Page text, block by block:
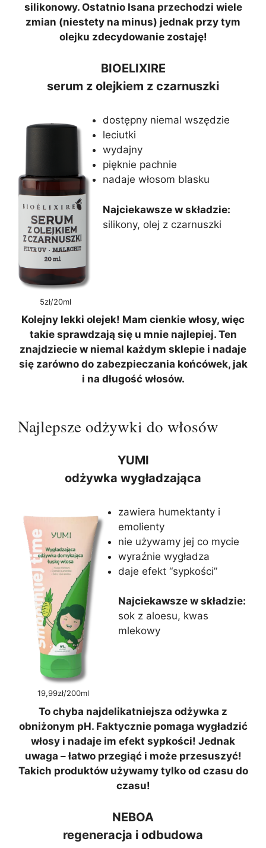
silikonowy. Ostatnio Isana przechodzi wiele
zmian (niestety na minus) jednak przy tym
olejku zdecydowanie zostaję!
BIOELIXIRE
serum z olejkiem z czarnuszki
5zł/20ml
dostępny niemal wszędzie
leciutki
wydajny
pięknie pachnie
nadaje włosom blasku
Najciekawsze w składzie:
silikony, olej z czarnuszki
Kolejny lekki olejek! Mam cienkie włosy, więc
takie sprawdzają się u mnie najlepiej. Ten
znajdziecie w niemal każdym sklepie i nadaje
się zarówno do zabezpieczania końcówek, jak
i na długość włosów.
Najlepsze odżywki do włosów
YUMI
odżywka wygładzająca
19,99zł/200ml
zawiera humektanty i
emolienty
nie używamy jej co mycie
wyraźnie wygładza
daje efekt “sypkości”
Najciekawsze w składzie:
sok z aloesu, kwas
mlekowy
To chyba najdelikatniejsza odżywka z
obniżonym pH. Faktycznie pomaga wygładzić
włosy i nadaje im efekt sypkości! Jednak
uwaga – łatwo przegiąć i może przesuszyć!
Takich produktów używamy tylko od czasu do
czasu!
NEBOA
regeneracja i odbudowa